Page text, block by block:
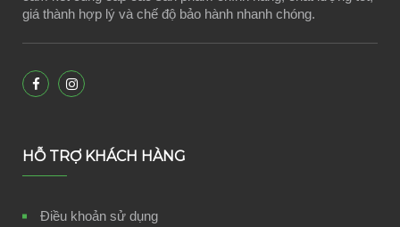
giá thành hợp lý và chế độ bảo hành nhanh chóng.
HỖ TRỢ KHÁCH HÀNG
Điều khoản sử dụng